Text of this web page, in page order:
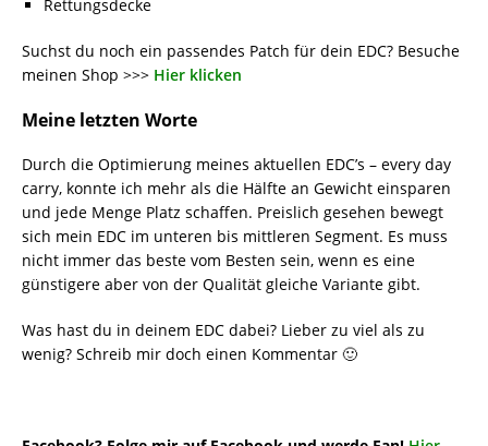
Rettungsdecke
Suchst du noch ein passendes Patch für dein EDC? Besuche
meinen Shop >>> Hier klicken
Meine letzten Worte
Durch die Optimierung meines aktuellen EDC’s – every day
carry, konnte ich mehr als die Hälfte an Gewicht einsparen
und jede Menge Platz schaffen. Preislich gesehen bewegt
sich mein EDC im unteren bis mittleren Segment. Es muss
nicht immer das beste vom Besten sein, wenn es eine
günstigere aber von der Qualität gleiche Variante gibt.
Was hast du in deinem EDC dabei? Lieber zu viel als zu
wenig? Schreib mir doch einen Kommentar 🙂